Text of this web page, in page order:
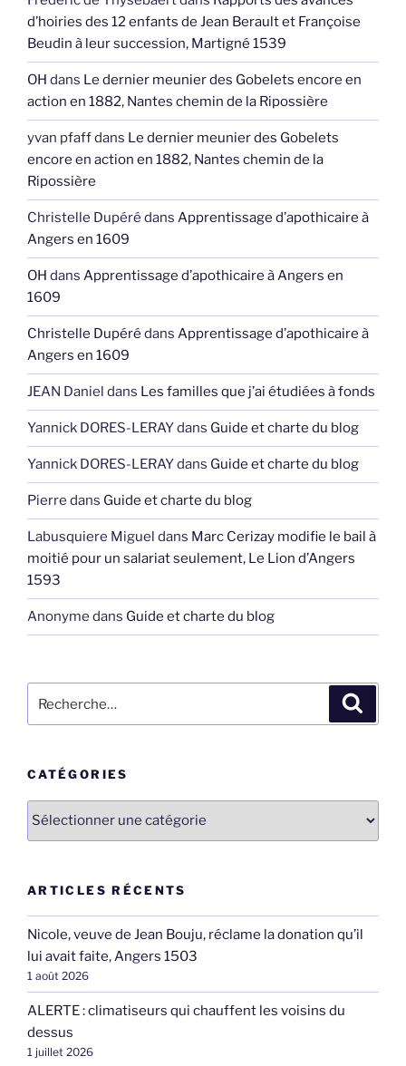
d’hoiries des 12 enfants de Jean Berault et Françoise
Beudin à leur succession, Martigné 1539
OH dans Le dernier meunier des Gobelets encore en
action en 1882, Nantes chemin de la Ripossière
yvan pfaffdans Le dernier meunier des Gobelets
encore en action en 1882, Nantes chemin de la
Ripossière
Christelle Dupéré dans Apprentissage d’apothicaire à
Angers en 1609
OH dans Apprentissage d’apothicaire à Angers en
1609
Christelle Dupéré dans Apprentissage d’apothicaire à
Angers en 1609
JEAN Daniel dans Les familles que j’ai étudiées à fonds
Yannick DORES-LERAYdans Guide et charte du blog
Yannick DORES-LERAYdans Guide et charte du blog
Pierre dans Guide et charte du blog
Labusquiere Miguel dans Marc Cerizay modifie le bail à
moitié pour un salariat seulement, Le Lion d’Angers
1593
Anonyme dans Guide et charte du blog
pour
CATÉGORIES
ARTICLES RÉCENTS
Nicole, veuve de Jean Bouju, réclame la donation qu’il
lui avait faite, Angers 1503
1 août 2026
ALERTE : climatiseurs qui chauffent les voisins du
dessus
1 juillet 2026